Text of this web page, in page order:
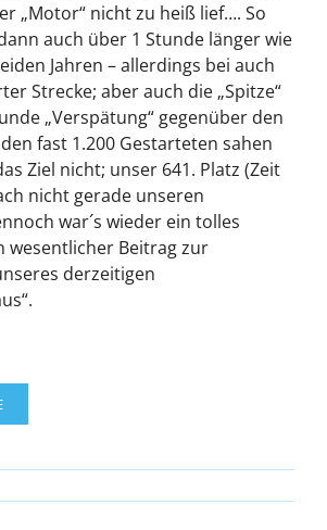
„Motor“ nicht zu heiß lief…. So
auch über 1 Stunde länger wie
Jahren – allerdings bei auch
Strecke; aber auch die „Spitze“
„Verspätung“ gegenüber den
fast 1.200 Gestarteten sahen
Ziel nicht; unser 641. Platz (Zeit
nicht gerade unseren
war´s wieder ein tolles
wesentlicher Beitrag zur
derzeitigen